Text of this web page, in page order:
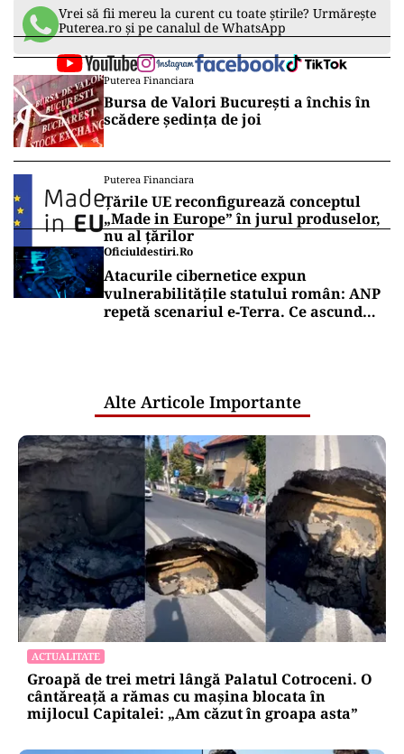
Vrei să fii mereu la curent cu toate știrile? Urmărește
Puterea.ro și pe canalul de WhatsApp
Puterea Financiara
Bursa de Valori București a închis în
scădere ședința de joi
Puterea Financiara
Țările UE reconfigurează conceptul
„Made in Europe” în jurul produselor,
nu al țărilor
Oficiuldestiri.ro
Atacurile cibernetice expun
vulnerabilitățile statului român: ANP
repetă scenariul e‑Terra. Ce ascund
Alte Articole Importante
ACTUALITATE
Groapă de trei metri lângă Palatul Cotroceni. O
cântăreață a rămas cu mașina blocata în
mijlocul Capitalei: „Am căzut în groapa asta”